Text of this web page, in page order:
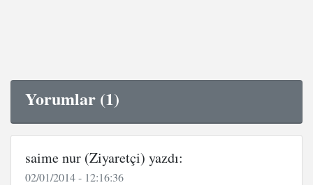
Yorumlar (1)
saime nur (Ziyaretçi) yazdı:
02/01/2014 - 12:16:36